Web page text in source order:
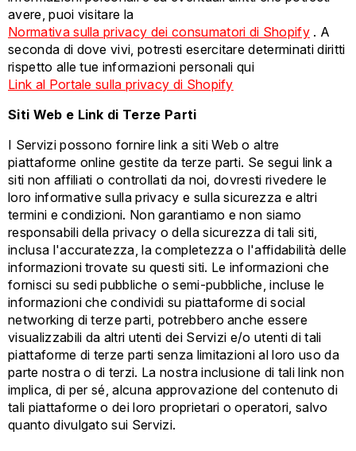
avere, puoi visitare la
Normativa sulla privacy dei consumatori di Shopify . A
seconda di dove vivi, potresti esercitare determinati diritti
rispetto alle tue informazioni personali qui
Link al Portale sulla privacy di Shopify
Siti Web e Link di Terze Parti
I Servizi possono fornire link a siti Web o altre
piattaforme online gestite da terze parti. Se segui link a
siti non affiliati o controllati da noi, dovresti rivedere le
loro informative sulla privacy e sulla sicurezza e altri
termini e condizioni. Non garantiamo e non siamo
responsabili della privacy o della sicurezza di tali siti,
inclusa l'accuratezza, la completezza o l'affidabilità delle
informazioni trovate su questi siti. Le informazioni che
fornisci su sedi pubbliche o semi-pubbliche, incluse le
informazioni che condividi su piattaforme di social
networking di terze parti, potrebbero anche essere
visualizzabili da altri utenti dei Servizi e/o utenti di tali
piattaforme di terze parti senza limitazioni al loro uso da
parte nostra o di terzi. La nostra inclusione di tali link non
implica, di per sé, alcuna approvazione del contenuto di
tali piattaforme o dei loro proprietari o operatori, salvo
quanto divulgato sui Servizi.